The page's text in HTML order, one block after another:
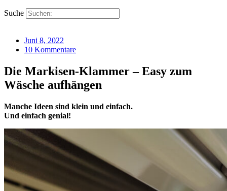
Suche
Juni 8, 2022
10 Kommentare
Die Markisen-Klammer – Easy zum
Wäsche aufhängen
Manche Ideen sind klein und einfach.
Und einfach genial!